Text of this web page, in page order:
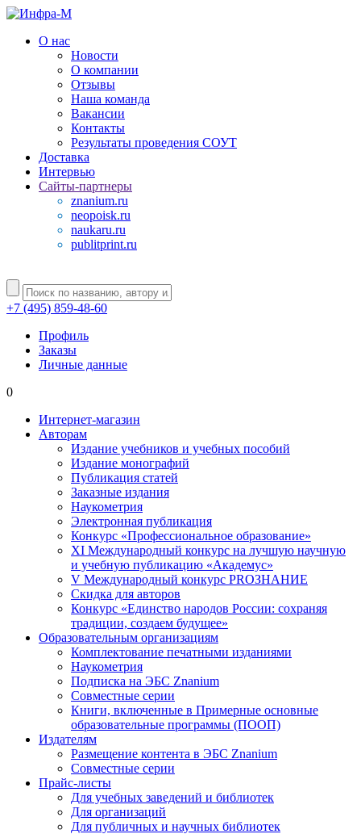
О нас
Новости
О компании
Отзывы
Наша команда
Вакансии
Контакты
Результаты проведения СОУТ
Доставка
Интервью
Сайты-партнеры
znanium.ru
neopoisk.ru
naukaru.ru
publitprint.ru
+7 (495) 859-48-60
Профиль
Заказы
Личные данные
0
Интернет-магазин
Авторам
Издание учебников и учебных пособий
Издание монографий
Публикация статей
Заказные издания
Наукометрия
Электронная публикация
Конкурс «Профессиональное образование»
XI Международный конкурс на лучшую научную
и учебную публикацию «Академус»
V Международный конкурс PROЗНАНИЕ
Скидка для авторов
Конкурс «Единство народов России: сохраняя
традиции, создаем будущее»
Образовательным организациям
Комплектование печатными изданиями
Наукометрия
Подписка на ЭБС Znanium
Совместные серии
Книги, включенные в Примерные основные
образовательные программы (ПООП)
Издателям
Размещение контента в ЭБС Znanium
Совместные серии
Прайс-листы
Для учебных заведений и библиотек
Для организаций
Для публичных и научных библиотек